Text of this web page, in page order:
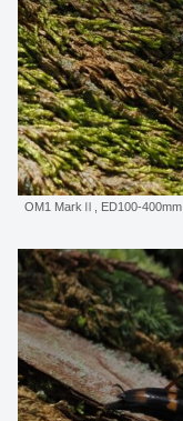
OM1 MarkⅡ, ED100-400mm